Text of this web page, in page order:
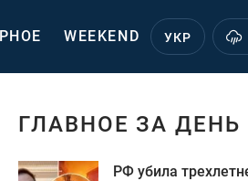
WEEKEND УКР
ГЛАВНОЕ ЗА ДЕНЬ
РФ убила